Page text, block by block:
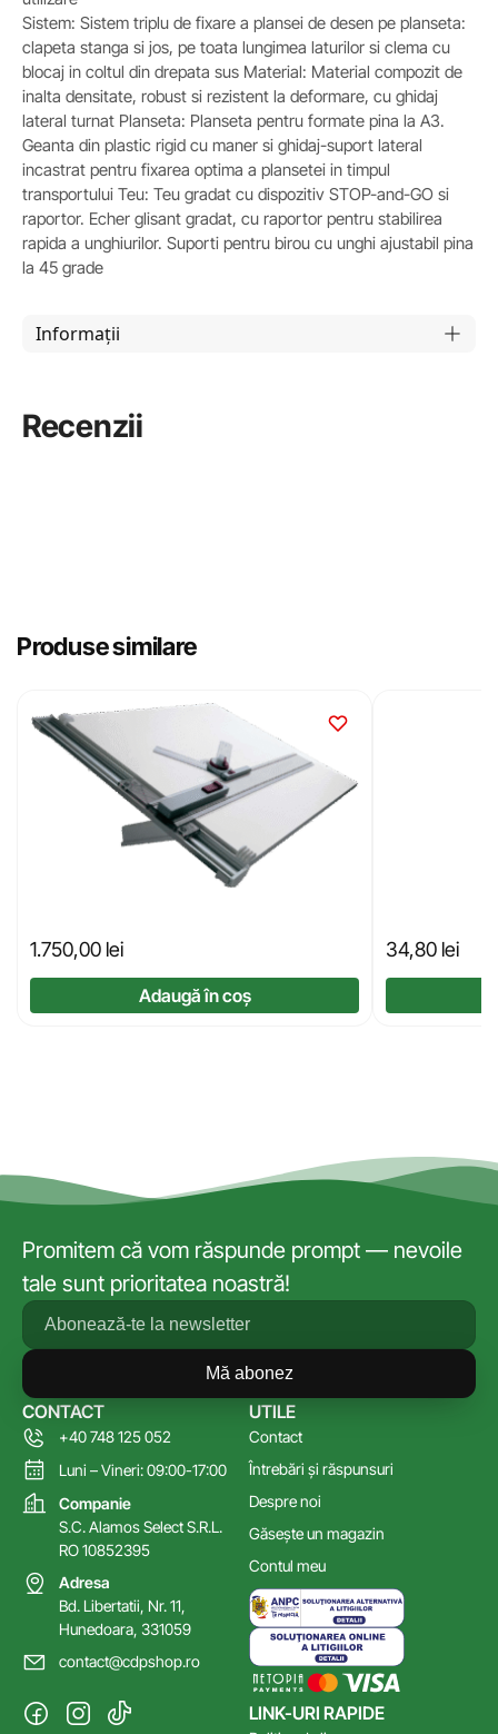
Sistem: Sistem triplu de fixare a plansei de desen pe planseta:
clapeta stanga si jos, pe toata lungimea laturilor si clema cu
blocaj in coltul din drepata sus Material: Material compozit de
inalta densitate, robust si rezistent la deformare, cu ghidaj
lateral turnat Planseta: Planseta pentru formate pina la A3.
Geanta din plastic rigid cu maner si ghidaj-suport lateral
incastrat pentru fixarea optima a plansetei in timpul
transportului Teu: Teu gradat cu dispozitiv STOP-and-GO si
raportor. Echer glisant gradat, cu raportor pentru stabilirea
rapida a unghiurilor. Suporti pentru birou cu unghi ajustabil pina
la 45 grade
Informații
Recenzii
Produse similare
1.750,00 lei
Adaugă în coș
34,80 lei
Promitem că vom răspunde prompt — nevoile
tale sunt prioritatea noastră!
Mă abonez
LINK-URI RAPIDE
UTILE
Contact
Întrebări și răspunsuri
Despre noi
Găsește un magazin
Contul meu
CONTACT
+40 748 125 052
Luni – Vineri: 09:00-17:00
Companie
S.C. Alamos Select S.R.L.
RO 10852395
Adresa
Bd. Libertatii, Nr. 11,
Hunedoara, 331059
contact@cdpshop.ro